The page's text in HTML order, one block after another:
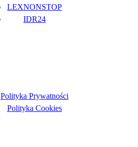
LEXNONSTOP
IDR24
Polityka Prywatności
Polityka Cookies